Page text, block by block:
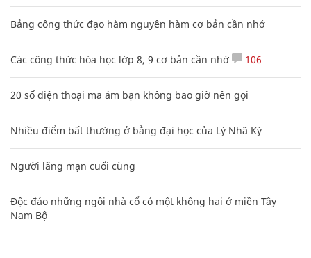
Bảng công thức đạo hàm nguyên hàm cơ bản cần nhớ
Các công thức hóa học lớp 8, 9 cơ bản cần nhớ 106
20 số điện thoại ma ám bạn không bao giờ nên gọi
Nhiều điểm bất thường ở bằng đại học của Lý Nhã Kỳ
Người lãng mạn cuối cùng
Độc đáo những ngôi nhà cổ có một không hai ở miền Tây
Nam Bộ